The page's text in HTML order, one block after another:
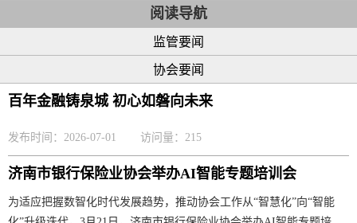
阅读导航
监管要闻
协会要闻
百年金融铸泉城 初心如磐向未来
发布时间：2026-07-01 访问量：215
济南市银行保险业协会举办AI智能专题培训会
为适应把握数智化时代发展趋势，推动协会工作从“智慧化”向“智能